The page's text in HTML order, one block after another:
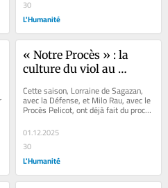
30
L'Humanité
« Notre Procès » : la
culture du viol au
Cette saison, Lorraine de Sagazan,
avec la Défense, et Milo Rau, avec le
Procès Pelicot, ont déjà fait du procès
un format de choix pour...
01.12.2025
30
L'Humanité